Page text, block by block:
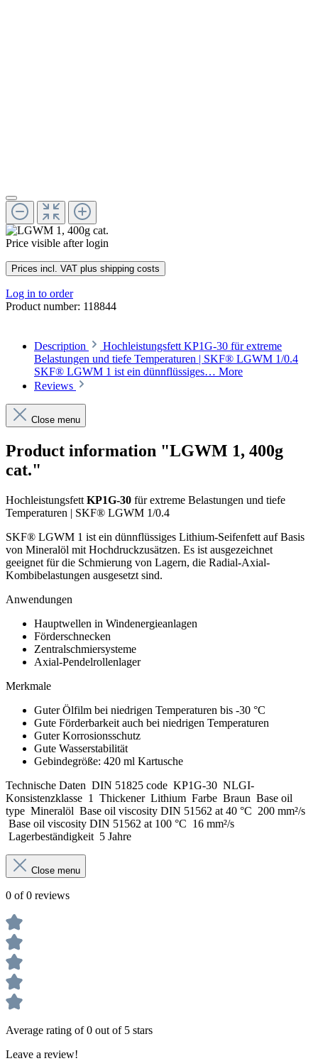
Price visible after login
Prices incl. VAT plus shipping costs
Log in to order
Product number: 118844
Description
Hochleistungsfett KP1G-30 für extreme
Belastungen und tiefe Temperaturen | SKF® LGWM 1/0.4
SKF® LGWM 1 ist ein dünnflüssiges… More
Reviews
Close menu
Product information "LGWM 1, 400g
cat."
Hochleistungsfett KP1G-30 für extreme Belastungen und tiefe
Temperaturen | SKF® LGWM 1/0.4
SKF® LGWM 1 ist ein dünnflüssiges Lithium-Seifenfett auf Basis
von Mineralöl mit Hochdruckzusätzen. Es ist ausgezeichnet
geeignet für die Schmierung von Lagern, die Radial-Axial-
Kombibelastungen ausgesetzt sind.
Anwendungen
Hauptwellen in Windenergieanlagen
Förderschnecken
Zentralschmiersysteme
Axial-Pendelrollenlager
Merkmale
Guter Ölfilm bei niedrigen Temperaturen bis -30 °C
Gute Förderbarkeit auch bei niedrigen Temperaturen
Guter Korrosionsschutz
Gute Wasserstabilität
Gebindegröße: 420 ml Kartusche
Technische Daten DIN 51825 code KP1G-30 NLGI-
Konsistenzklasse 1 Thickener Lithium Farbe Braun Base oil
type Mineralöl Base oil viscosity DIN 51562 at 40 °C 200 mm²/s
Base oil viscosity DIN 51562 at 100 °C 16 mm²/s
Lagerbeständigkeit 5 Jahre
Close menu
0 of 0 reviews
Average rating of 0 out of 5 stars
Leave a review!